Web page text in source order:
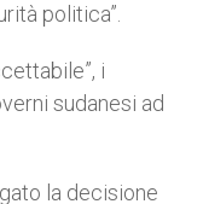
politica”.
i
sudanesi ad
la decisione